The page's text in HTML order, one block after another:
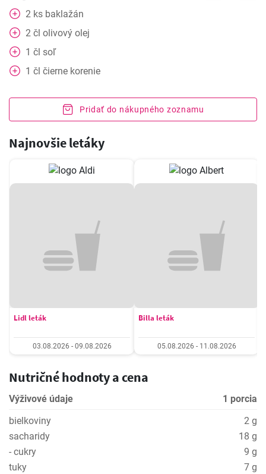
2 ks baklažán
2 čl olivový olej
1 čl soľ
1 čl čierne korenie
Pridať do nákupného zoznamu
Najnovšie letáky
Lidl leták
03.08.2026 - 09.08.2026
Billa leták
05.08.2026 - 11.08.2026
Nutričné hodnoty a cena
Výživové údaje
1 porcia
bielkoviny
2 g
sacharidy
18 g
- cukry
9 g
tuky
7 g